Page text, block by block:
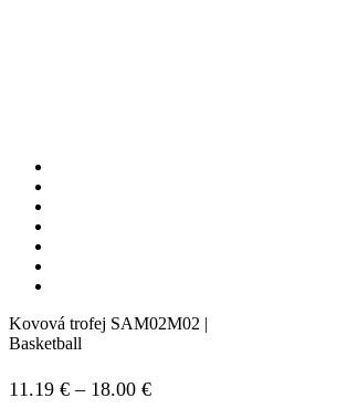
Kovová trofej SAM02M02 |
Basketball
11.19 € – 18.00 €Price